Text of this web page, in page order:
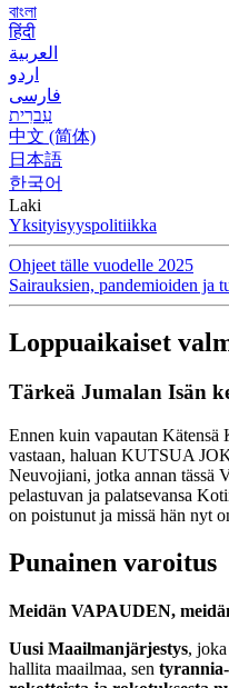
বাংলা
हिंदी
العربية
اردو
فارسی
עִברִית
中文 (简体)
日本語
한국어
Laki
Yksityisyyspolitiikka
Ohjeet tälle vuodelle 2025
Sairauksien, pandemioiden ja
Loppuaikaiset
Tärkeä Jumalan Isän
Ennen kuin vapautan
vastaan, haluan KUTSUA
Neuvojiani, jotka annan tässä
pelastuvan ja palatsevansa
on poistunut ja missä hän nyt
Punainen varoitus
Meidän VAPAUDEN,
Uusi Maailmanjärjestys,
hallita maailmaa, sen